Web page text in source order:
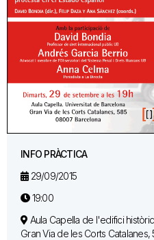
INFO PRÀCTICA
29/09/2015
19:00
Aula Capella de l'edifici
Gran Via de les Corts